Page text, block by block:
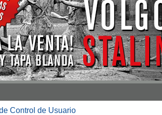
Control de Usuario